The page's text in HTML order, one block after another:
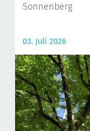
Sonnenberg
03. Juli 2026